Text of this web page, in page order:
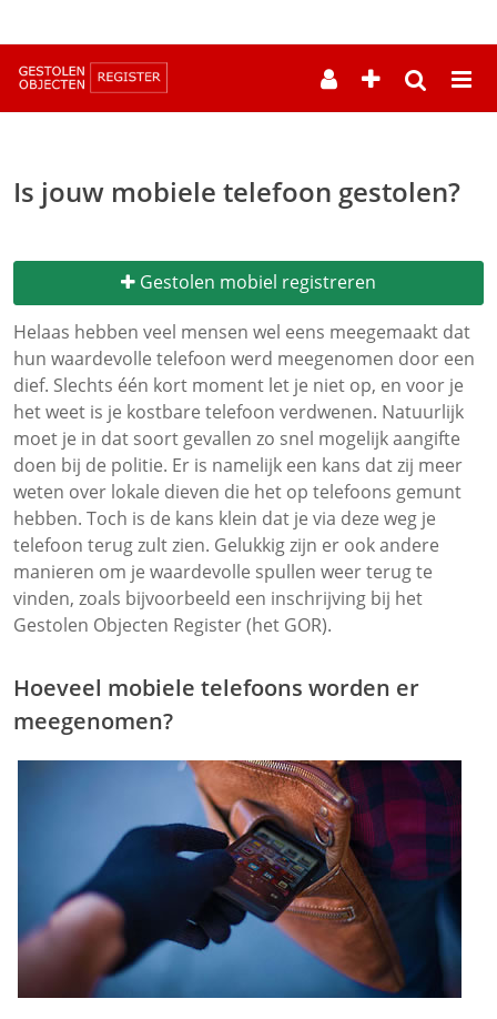
Is jouw mobiele telefoon gestolen?
Gestolen mobiel registreren
Helaas hebben veel mensen wel eens meegemaakt dat
hun waardevolle telefoon werd meegenomen door een
dief. Slechts één kort moment let je niet op, en voor je
het weet is je kostbare telefoon verdwenen. Natuurlijk
moet je in dat soort gevallen zo snel mogelijk aangifte
doen bij de politie. Er is namelijk een kans dat zij meer
weten over lokale dieven die het op telefoons gemunt
hebben. Toch is de kans klein dat je via deze weg je
telefoon terug zult zien. Gelukkig zijn er ook andere
manieren om je waardevolle spullen weer terug te
vinden, zoals bijvoorbeeld een inschrijving bij het
Gestolen Objecten Register (het GOR).
Hoeveel mobiele telefoons worden er
meegenomen?